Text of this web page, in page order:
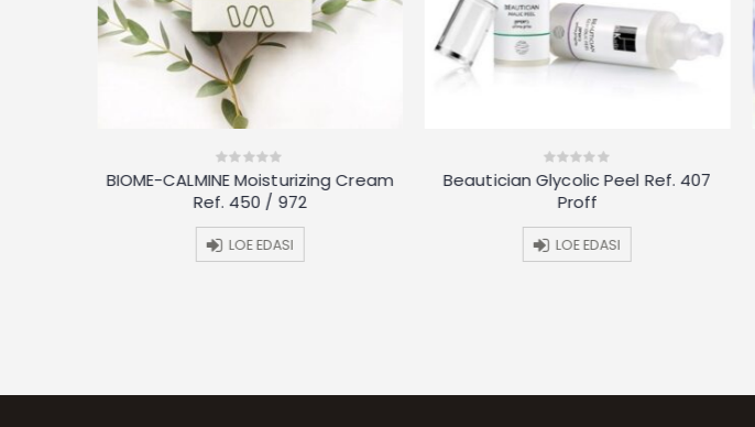
0
out
of
BIOME-CALMINE Moisturizing Cream
Ref. 450 / 972
LOE EDASI
0
out
Beautician Glycolic Peel Ref. 407
Proff
LOE EDASI